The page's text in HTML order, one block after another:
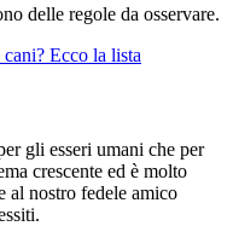
delle regole da osservare.
Ecco la lista
gli esseri umani che per
crescente ed è molto
al nostro fedele amico